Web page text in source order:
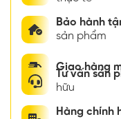
Bảo hành
sản phẩm
Giao hàng
Tư vấn sản
hữu
Hàng chính